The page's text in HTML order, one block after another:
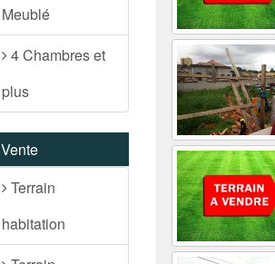
Meublé
4 Chambres et
plus
Vente
Terrain
habitation